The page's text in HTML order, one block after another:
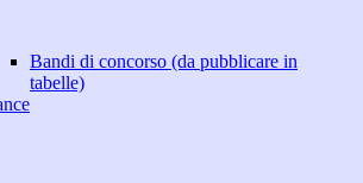
Bandi di concorso (da pubblicare in
tabelle)